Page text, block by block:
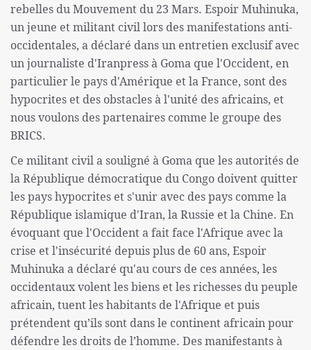
rebelles du Mouvement du 23 Mars. Espoir Muhinuka,
un jeune et militant civil lors des manifestations anti-
occidentales, a déclaré dans un entretien exclusif avec
un journaliste d'Iranpress à Goma que l'Occident, en
particulier le pays d'Amérique et la France, sont des
hypocrites et des obstacles à l'unité des africains, et
nous voulons des partenaires comme le groupe des
BRICS.
Ce militant civil a souligné à Goma que les autorités de
la République démocratique du Congo doivent quitter
les pays hypocrites et s'unir avec des pays comme la
République islamique d'Iran, la Russie et la Chine. En
évoquant que l'Occident a fait face l'Afrique avec la
crise et l'insécurité depuis plus de 60 ans, Espoir
Muhinuka a déclaré qu'au cours de ces années, les
occidentaux volent les biens et les richesses du peuple
africain, tuent les habitants de l'Afrique et puis
prétendent qu’ils sont dans le continent africain pour
défendre les droits de l’homme. Des manifestants à